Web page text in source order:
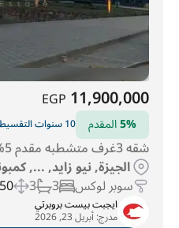
11,900,000
EGP
5%المقدم 10 سنوات التقسيط
شقه 3غرف متشطبه مقدم 5% فقط لفتره محدوده
الجيزة, نيو زايد, ...,
سوبر لوكس 3
3
m
ايجبت بيست بروبرتي
مدرج:أبريل 23, 2026